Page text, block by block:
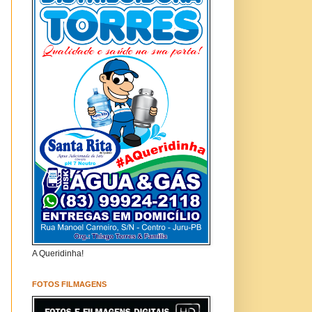
A Queridinha!
FOTOS FILMAGENS